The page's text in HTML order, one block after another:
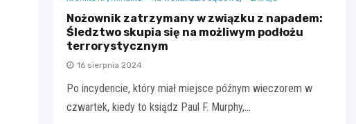
Nożownik zatrzymany w związku z napadem:
Śledztwo skupia się na możliwym podłożu
terrorystycznym
16 sierpnia 2024
Po incydencie, który miał miejsce późnym wieczorem w
czwartek, kiedy to ksiądz Paul F. Murphy,…